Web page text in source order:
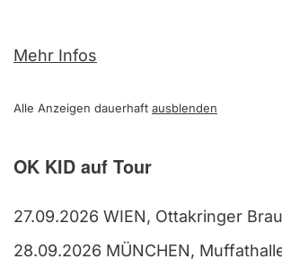
Mehr Infos
Alle Anzeigen dauerhaft ausblenden
OK KID auf Tour
27.09.2026 WIEN, Ottakringer
28.09.2026 MÜNCHEN,